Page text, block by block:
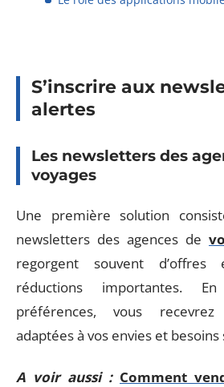
S’inscrire aux
alertes
Les newsletters des
voyages
Une première solution
newsletters des agences de
regorgent souvent
réductions importantes.
préférences, vous
adaptées à vos envies et
A voir aussi : Comment